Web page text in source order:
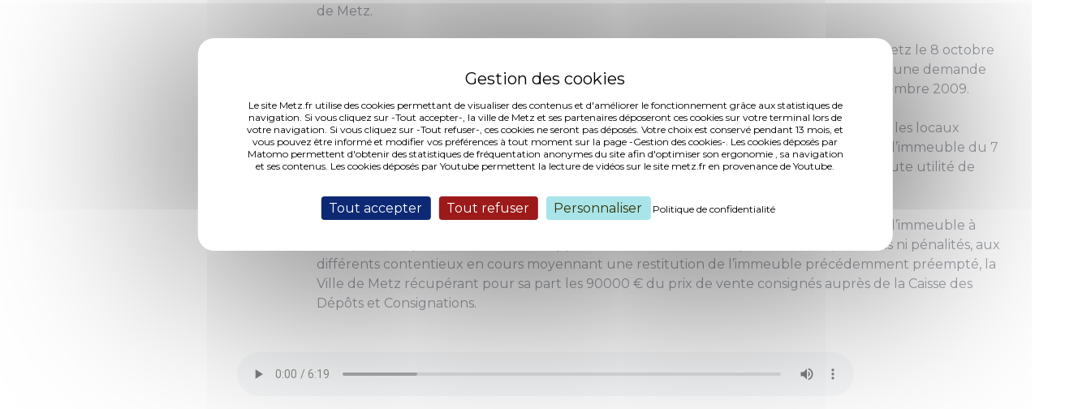
Le site Metz.fr utilise des cookies permettant de visualiser des contenus et d'améliorer le fonctionnement grâce aux statistiques de
navigation. Si vous cliquez sur -Tout accepter-, la ville de Metz et ses partenaires déposeront ces cookies sur votre terminal lors de
votre navigation. Si vous cliquez sur -Tout refuser-, ces cookies ne seront pas déposés. Votre choix est conservé pendant 13 mois, et
vous pouvez être informé et modifier vos préférences à tout moment sur la page -Gestion des cookies-. Les cookies déposés par
Matomo permettent d'obtenir des statistiques de fréquentation anonymes du site afin d'optimiser son ergonomie , sa navigation
et ses contenus. Les cookies déposés par Youtube permettent la lecture de vidéos sur le site metz.fr en provenance de Youtube.
Tout accepter Tout refuser Personnaliser Politique de confidentialité
de Metz.
Après avoir interjeté appel du jugement rendu par le Tribunal de Grande Instance de Metz le 8 octobre
2010, Monsieur BOUKEDIM saisissait également le Tribunal Administratif de Strasbourg d’une demande
tendant à l’annulation de la décision de préemption du Maire de Metz en date du 7 décembre 2009.
Monsieur BOUKEDIM ayant en toute bonne foi fait d’importants travaux pour réhabiliter les locaux
concernés, locaux qui accueillent à ce jour deux entreprises, son seul souhait est de voir l’immeuble du 7
rue des Alliés demeurer dans le patrimoine de la SCI LES HIRONDELLES, rejetant ainsi toute utilité de
Alors que la décision de préemption de 2009 avait été prise en considération de l’état de l’immeuble à
cette date, les parties se sont donc rapprochées et ont convenu qu’il soit mis fin, sans frais ni pénalités, aux
différents contentieux en cours moyennant une restitution de l’immeuble précédemment préempté, la
Ville de Metz récupérant pour sa part les 90000 € du prix de vente consignés auprès de la Caisse des
Dépôts et Consignations.